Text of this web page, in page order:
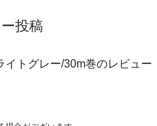
投稿
イトグレー/30m巻のレビュー